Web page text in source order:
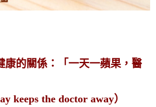
康的關係：「一天一蘋果，醫
keeps the doctor away）